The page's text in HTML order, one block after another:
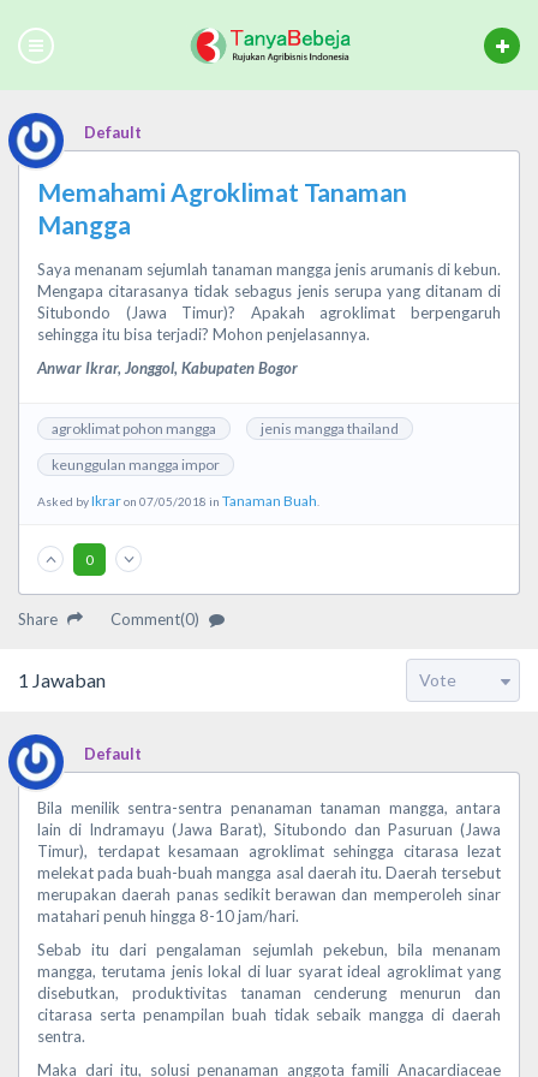
Default
Memahami Agroklimat Tanaman
Mangga
Saya menanam sejumlah tanaman mangga jenis arumanis di kebun.
Mengapa citarasanya tidak sebagus jenis serupa yang ditanam di
Situbondo (Jawa Timur)? Apakah agroklimat berpengaruh
sehingga itu bisa terjadi? Mohon penjelasannya.
Anwar Ikrar, Jonggol, Kabupaten Bogor
agroklimat pohon mangga
jenis mangga thailand
keunggulan mangga impor
Asked byIkraron 07/05/2018 in Tanaman Buah
0
Share Comment(0)
1 Jawaban
Default
Bila menilik sentra-sentra penanaman tanaman mangga, antara
lain di Indramayu (Jawa Barat), Situbondo dan Pasuruan (Jawa
Timur), terdapat kesamaan agroklimat sehingga citarasa lezat
melekat pada buah-buah mangga asal daerah itu. Daerah tersebut
merupakan daerah panas sedikit berawan dan memperoleh sinar
matahari penuh hingga 8-10 jam/hari.
Sebab itu dari pengalaman sejumlah pekebun, bila menanam
mangga, terutama jenis lokal di luar syarat ideal agroklimat yang
disebutkan, produktivitas tanaman cenderung menurun dan
citarasa serta penampilan buah tidak sebaik mangga di daerah
sentra.
Maka dari itu, solusi penanaman anggota famili Anacardiaceae